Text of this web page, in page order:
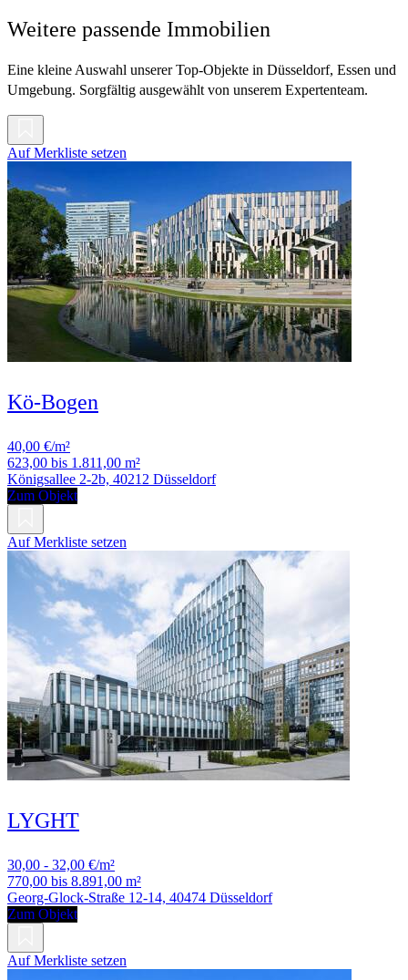
Weitere passende Immobilien
Eine kleine Auswahl unserer Top-Objekte in Düsseldorf, Essen und
Umgebung. Sorgfältig ausgewählt von unserem Expertenteam.
Auf Merkliste setzen
Kö-Bogen
40,00 €/m²
623,00 bis 1.811,00 m²
Königsallee 2-2b, 40212 Düsseldorf
Zum Objekt
Auf Merkliste setzen
LYGHT
30,00 - 32,00 €/m²
770,00 bis 8.891,00 m²
Georg-Glock-Straße 12-14, 40474 Düsseldorf
Zum Objekt
Auf Merkliste setzen